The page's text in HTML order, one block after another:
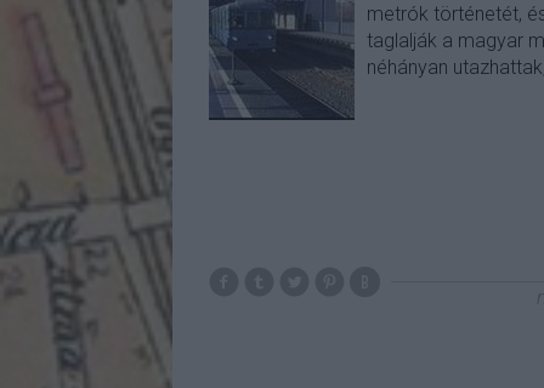
metrók történetét,
taglalják a magyar
néhányan